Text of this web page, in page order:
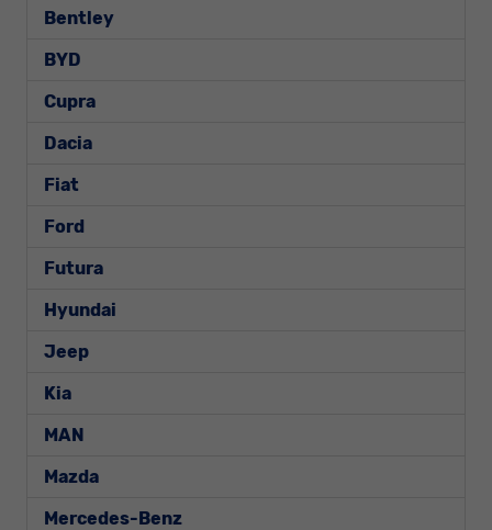
Bentley
BYD
Cupra
Dacia
Fiat
Ford
Futura
Hyundai
Jeep
Kia
MAN
Mazda
Mercedes-Benz